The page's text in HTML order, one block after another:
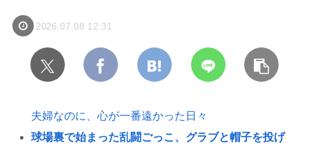
2026.07.08 12:31
夫婦なのに、心が一番遠かった日々
球場裏で始まった乱闘ごっこ、グラブと帽子を投げ